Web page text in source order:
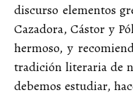
discurso elementos
Cazadora, Cástor y
hermoso, y
tradición literaria de
debemos estudiar,